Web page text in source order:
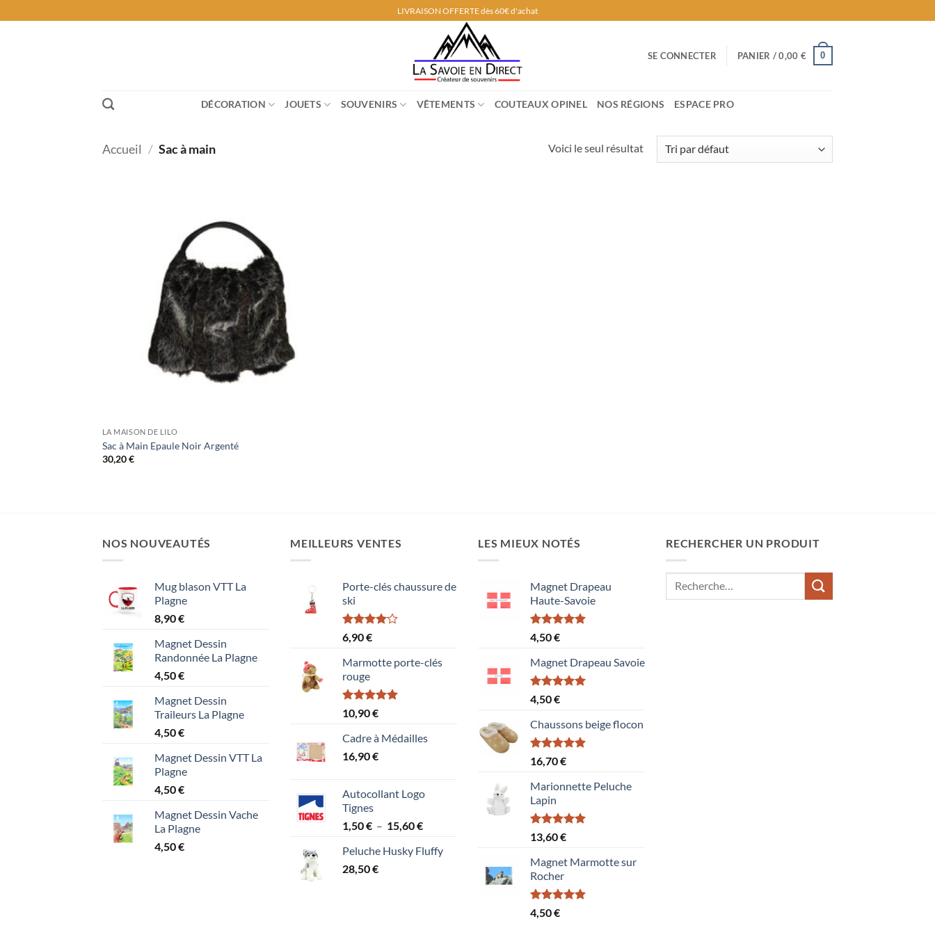
au
LIVRAISON OFFERTE dès 60€ d'achat
SE CONNECTER PANIER /0,00 € 0
DÉCORATION JOUETS SOUVENIRS VÊTEMENTS COUTEAUX OPINEL NOS RÉGIONS ESPACE PRO
Accueil / Sac à main Voici le seul résultat
LA MAISON DE LILO
Sac à Main Epaule Noir Argenté
30,20€
NOS NOUVEAUTÉS
Mug blason VTT La
Plagne
8,90€
Magnet Dessin
Randonnée La Plagne
4,50€
Magnet Dessin
Traileurs La Plagne
4,50€
Magnet Dessin VTT La
Plagne
4,50€
Magnet Dessin Vache
La Plagne
4,50€
MEILLEURS VENTES
Porte-clés chaussure de
ski
Note
4.00
5
6,90€
Marmotte porte-clés
rouge
Note5.00
sur 5
10,90€
Cadre à Médailles
16,90€
Autocollant Logo
Tignes
1,50€ – 15,60€Plage
prix :
Peluche Husky Fluffy
28,50€
LES MIEUX NOTÉS
Magnet Drapeau
Haute-Savoie
Note5.00
sur 5
4,50€
Magnet Drapeau Savoie
Note5.00
sur 5
4,50€
Chaussons beige flocon
Note5.00
sur 5
16,70€
Marionnette Peluche
Lapin
Note5.00
sur 5
13,60€
Magnet Marmotte sur
Rocher
Note5.00
sur 5
4,50€
RECHERCHER UN PRODUIT
Recherche